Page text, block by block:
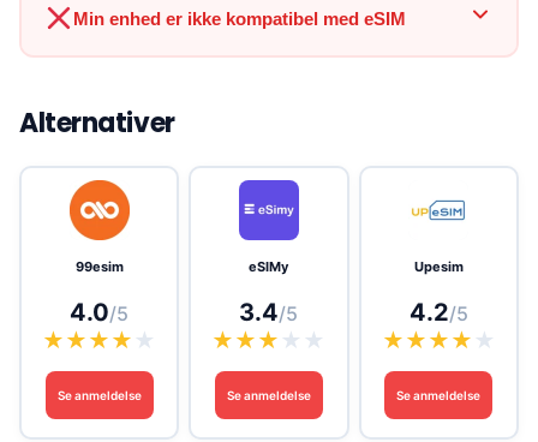
Min enhed er ikke kompatibel med eSIM
Alternativer
99esim
4.0/5
★★★★ ★
Se anmeldelse
eSIMy
3.4/5
★★★ ★ ★
Se anmeldelse
Upesim
4.2/5
★★★★ ★
Se anmeldelse